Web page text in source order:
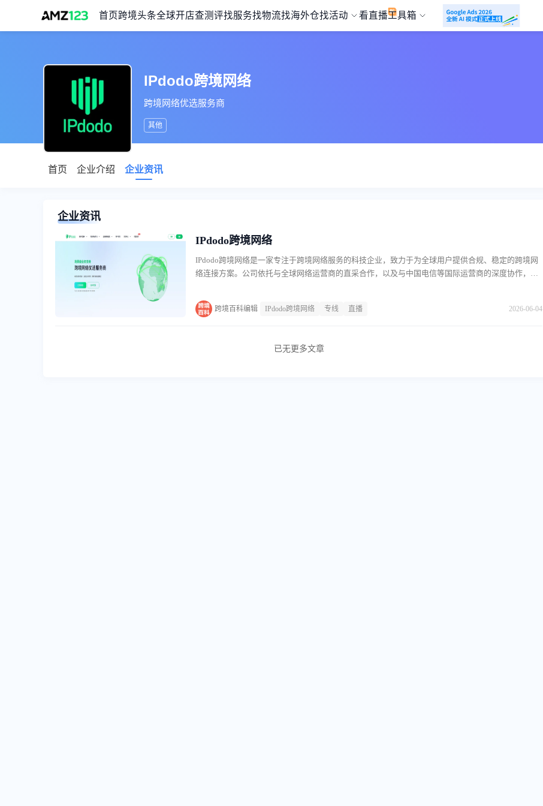
首页 跨境头条全球开店查测评找服务找物流找海外仓找活动 看直播工具箱
IPdodo跨境网络
跨境网络优选服务商
其他
首页 企业介绍 企业资讯
企业资讯
IPdodo跨境网络
IPdodo跨境网络是一家专注于跨境网络服务的科技企业，致力于为全球用户提供合规、稳定的跨境网
络连接方案。公司依托与全球网络运营商的直采合作，以及与中国电信等国际运营商的深度协作，构
相关软硬件产品，主要面向跨境电商、海外直播、社交媒体运营、外贸办公等场景。主营业务IPdodo
跨境网络的核心业务围绕跨境网络连接展开，具体包括以下几类产品与服务：代理IP服务。公司提供
跨境百科编辑 IPdodo跨境网络 专线 直播 2026-06-04
已无更多文章